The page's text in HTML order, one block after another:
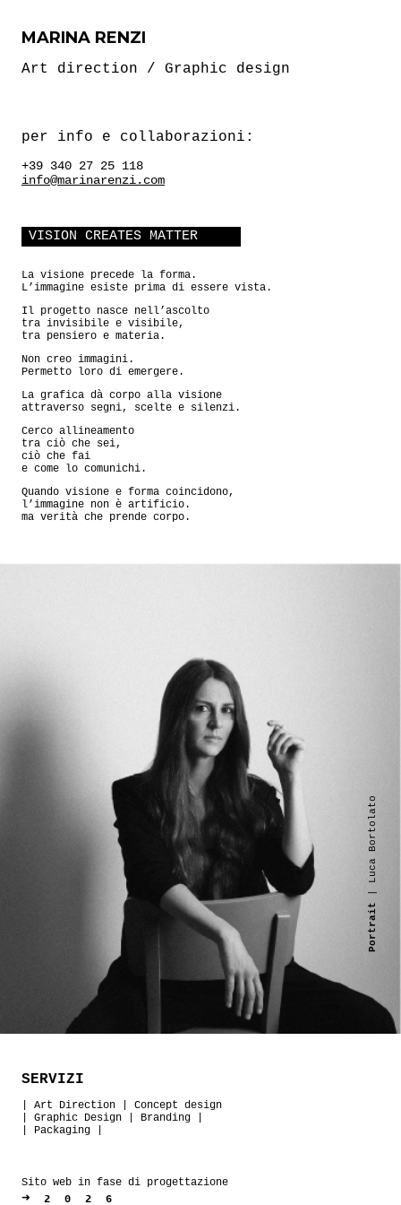
MARINA RENZI
Art direction / Graphic design
per info e collaborazioni:
+39 340 27 25 118
info@marinarenzi.com
VISION CREATES MATTER
La visione precede la forma.
L’immagine esiste prima di essere vista.
Il progetto nasce nell’ascolto
tra invisibile e visibile,
tra pensiero e materia.
Non creo immagini.
Permetto loro di emergere.
La grafica dà corpo alla visione
attraverso segni, scelte e silenzi.
Cerco allineamento
tra ciò che sei,
ciò che fai
e come lo comunichi.
Quando visione e forma coincidono,
l’immagine non è artificio.
ma verità che prende corpo.
SERVIZI
Art Direction
Concept design
Graphic Design Branding
Packaging
Sito web in fase di progettazione
➜ 2026
Portrait
| Luca Bortolato